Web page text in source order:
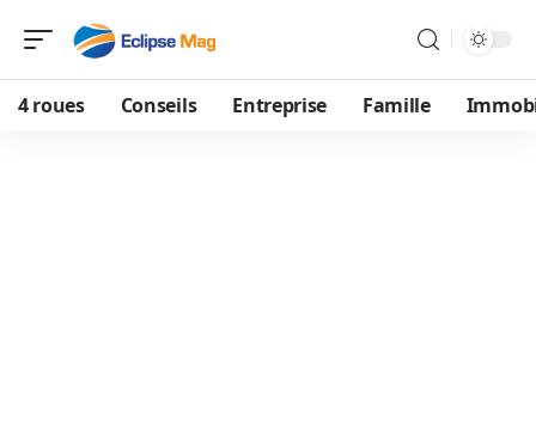
4 roues Conseils Entreprise Famille